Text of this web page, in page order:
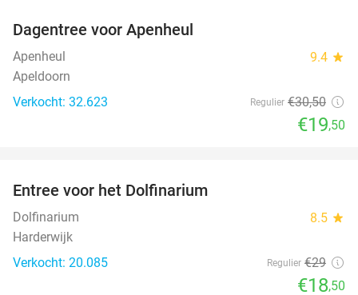
Dagentree voor Apenheul
Apenheul 9.4 star
Apeldoorn
Verkocht: 32.623
Regulier €30,50
€19,50
Entree voor het Dolfinarium
Dolfinarium 8.5 star
Harderwijk
Verkocht: 20.085
Regulier €29
€18,50